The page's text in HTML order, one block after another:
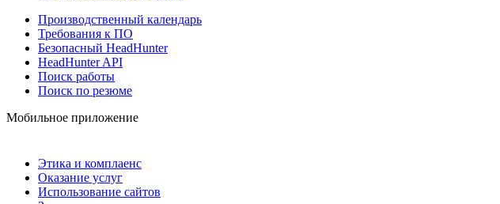
Производственный календарь
Требования к ПО
Безопасный HeadHunter
HeadHunter API
Поиск работы
Поиск по резюме
Мобильное приложение
Этика и комплаенс
Оказание услуг
Использование сайтов